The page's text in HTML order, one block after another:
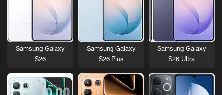
Samsung Galaxy
S26 Ultra
Samsung Galaxy
S26 Plus
Samsung Galaxy
S26